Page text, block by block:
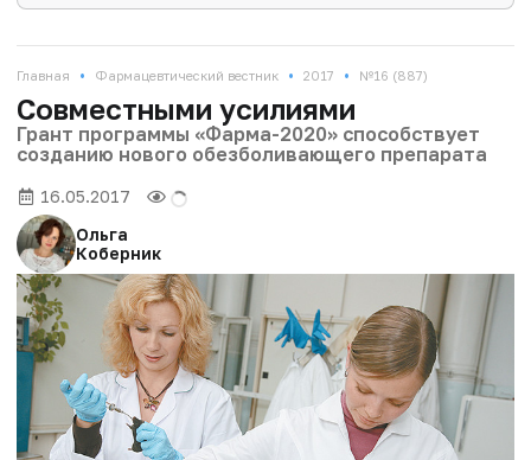
Главная • Фармацевтический вестник • 2017 • №16 (887)
Совместными усилиями
Грант программы «Фарма-2020» способствует
созданию нового обезболивающего препарата
16.05.2017
Ольга
Коберник